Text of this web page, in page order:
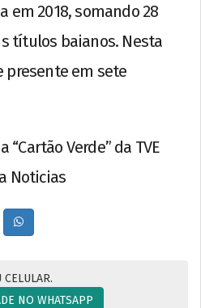
em 2018, somando 28
títulos baianos. Nesta
presente em sete
Verde” da TVE
Noticias
NO WHATSAPP